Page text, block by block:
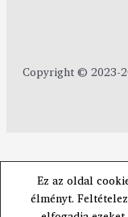
Copyright © 2023-
Ez az oldal
élményt.